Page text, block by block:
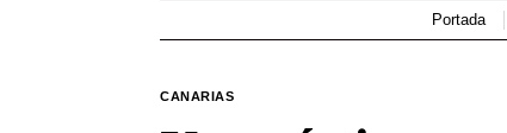
Portada
CANARIAS